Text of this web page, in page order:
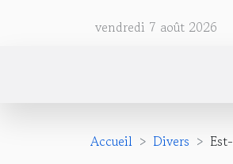
vendredi 7 août 2026
Accueil Divers